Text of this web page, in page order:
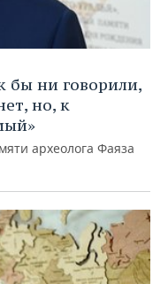
бы ни говорили,
но, к
археолога Фаяза